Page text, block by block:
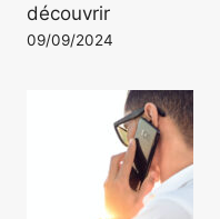
découvrir
09/09/2024